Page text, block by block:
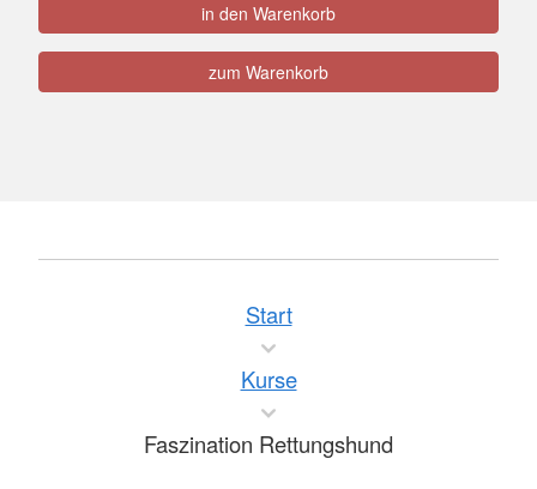
in den Warenkorb
zum Warenkorb
Start
Kurse
Faszination Rettungshund